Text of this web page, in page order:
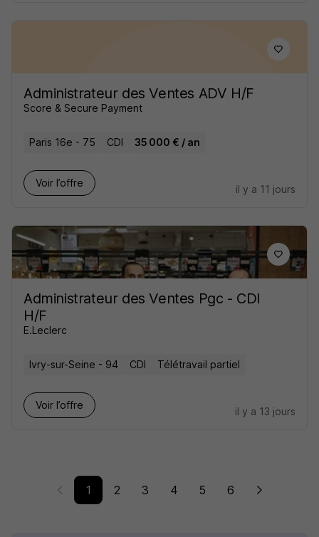
Administrateur des Ventes ADV H/F
Score & Secure Payment
Paris 16e - 75 CDI 35 000 € / an
Voir l’offre
il y a 11 jours
Administrateur des Ventes Pgc - CDI
H/F
E.Leclerc
Ivry-sur-Seine - 94 CDI Télétravail partiel
Voir l’offre
il y a 13 jours
1 2 3 4 5 6